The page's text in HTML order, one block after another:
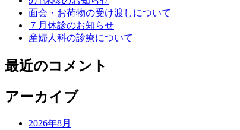
面会・お荷物の受け渡しについて
７月休診のお知らせ
産婦人科の診療について
最近のコメント
アーカイブ
2026年8月